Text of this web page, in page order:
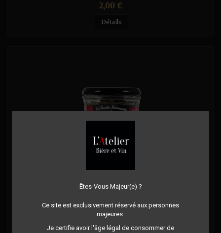
Êtes-Vous Majeur(e) ?
Ce site est exclusivement réservé aux personnes
majeures.
Je certifie avoir l'âge légal de consommer de
Prix
2,00 €
Détails
ANK TARTINABLES - TERRINE DE POULET AUX ÉPICES
Commentaire(s):0